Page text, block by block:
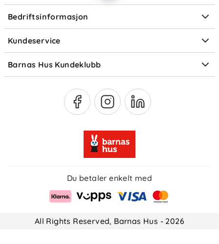
Bedriftsinformasjon
Størrelsesguider
Kundeservice
Ofte stilte spørsmål
Om Klarna
Barnas Hus Kundeklubb
Medlemsvilkår
Du betaler enkelt med
All Rights Reserved, Barnas Hus - 2026